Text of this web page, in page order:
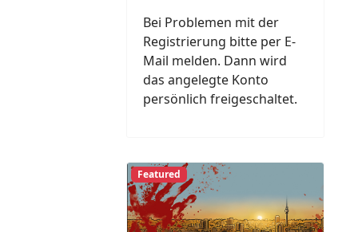
Bei Problemen mit der
Registrierung bitte per E-
Mail melden. Dann wird
das angelegte Konto
persönlich freigeschaltet.
Featured